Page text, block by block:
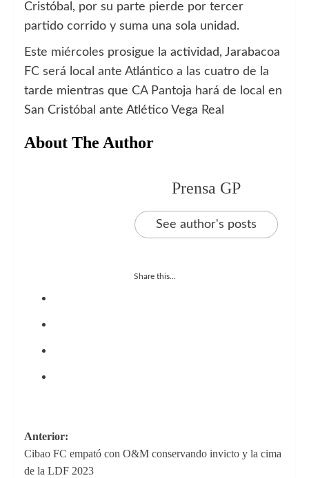
Cristóbal, por su parte pierde por tercer
partido corrido y suma una sola unidad.
Este miércoles prosigue la actividad, Jarabacoa
FC será local ante Atlántico a las cuatro de la
tarde mientras que CA Pantoja hará de local en
San Cristóbal ante Atlético Vega Real
About The Author
Prensa GP
See author's posts
Share this...
Navegación
de
Anterior:
Cibao FC empató con O&M conservando invicto y la cima
de la LDF 2023